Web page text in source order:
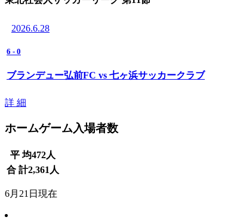
2026.6.28
6 - 0
ブランデュー弘前FC vs 七ヶ浜サッカークラブ
詳 細
ホームゲーム入場者数
平 均472人
合 計2,361 人
6月21日現在